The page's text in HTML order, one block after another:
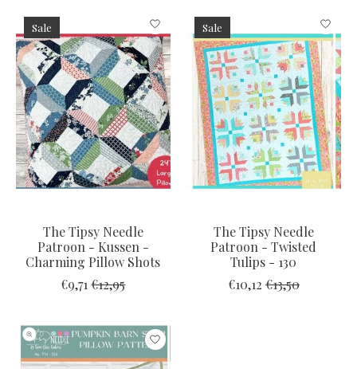
Sale
The Tipsy Needle
Patroon - Kussen -
Charming Pillow Shots
€9,71 €12,95
Sale
The Tipsy Needle
Patroon - Twisted
Tulips - 130
€10,12 €13,50